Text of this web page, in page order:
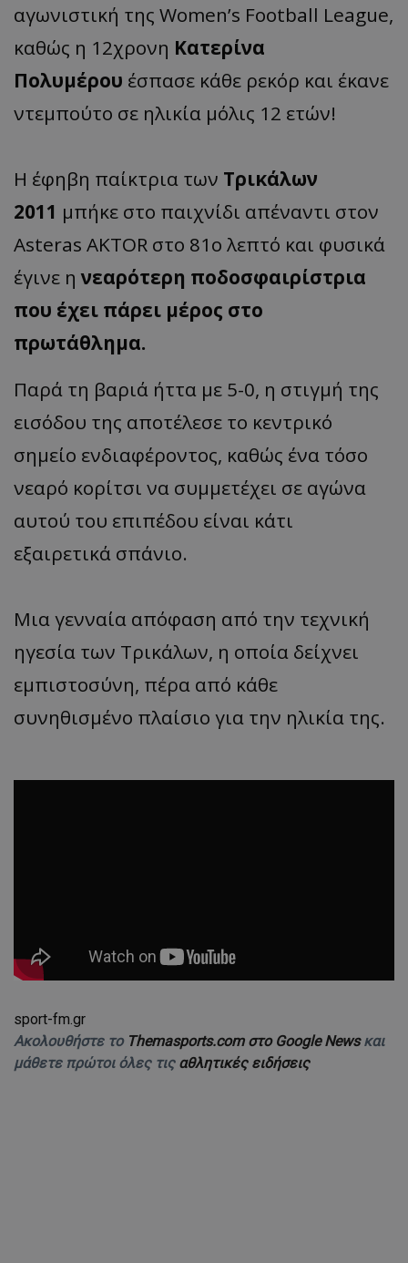
αγωνιστική της Women’s Football League,
καθώς η 12χρονη Κατερίνα
Πολυμέρου έσπασε κάθε ρεκόρ και έκανε
ντεμπούτο σε ηλικία μόλις 12 ετών!
Η έφηβη παίκτρια των Τρικάλων
2011 μπήκε στο παιχνίδι απέναντι στον
Asteras AKTOR στο 81ο λεπτό και φυσικά
έγινε ηνεαρότερη ποδοσφαιρίστρια
που έχει πάρει μέρος στο
πρωτάθλημα.
Παρά τη βαριά ήττα με 5-0, η στιγμή της
εισόδου της αποτέλεσε το κεντρικό
σημείο ενδιαφέροντος, καθώς ένα τόσο
νεαρό κορίτσι να συμμετέχει σε αγώνα
αυτού του επιπέδου είναι κάτι
εξαιρετικά σπάνιο.
Μια γενναία απόφαση από την τεχνική
ηγεσία των Τρικάλων, η οποία δείχνει
εμπιστοσύνη, πέρα από κάθε
συνηθισμένο πλαίσιο για την ηλικία της.
sport-fm.gr
Ακολουθήστε το Themasports.com στο Google Newsκαι
μάθετε πρώτοι όλες τις αθλητικές ειδήσεις